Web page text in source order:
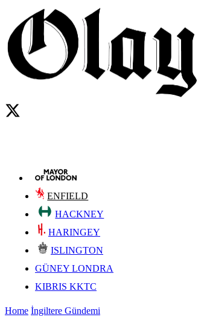
ENFIELD
HACKNEY
HARINGEY
ISLINGTON
GÜNEY LONDRA
KIBRIS KKTC
Home İngiltere Gündemi